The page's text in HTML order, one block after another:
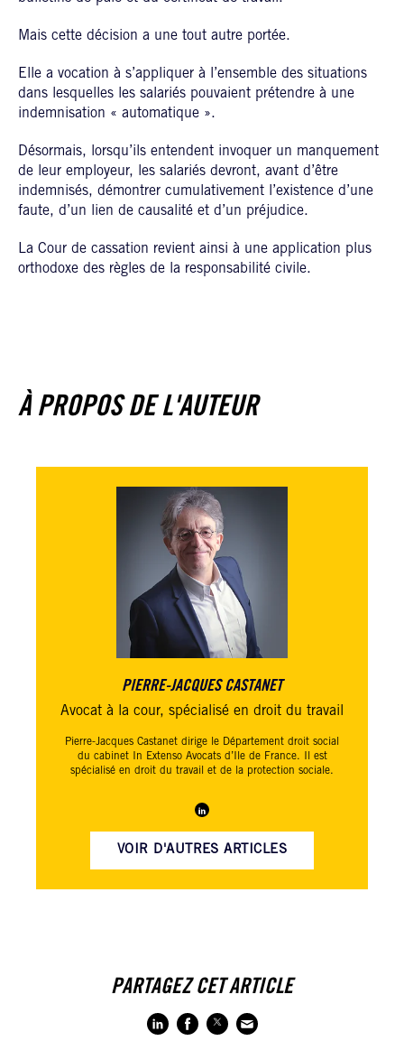
Mais cette décision a une tout autre portée.
Elle a vocation à s’appliquer à l’ensemble des situations
dans lesquelles les salariés pouvaient prétendre à une
indemnisation « automatique ».
Désormais, lorsqu’ils entendent invoquer un manquement
de leur employeur, les salariés devront, avant d’être
indemnisés, démontrer cumulativement l’existence d’une
faute, d’un lien de causalité et d’un préjudice.
La Cour de cassation revient ainsi à une application plus
orthodoxe des règles de la responsabilité civile.
À PROPOS DE L'AUTEUR
PIERRE-JACQUES CASTANET
Avocat à la cour, spécialisé en droit du travail
Pierre-Jacques Castanet dirige le Département droit social
du cabinet
In Extenso Avocatsd’Ile de France. Il est
spécialisé en droit du travail et de la protection sociale.
VOIR D'AUTRES ARTICLES
PARTAGEZ CET ARTICLE